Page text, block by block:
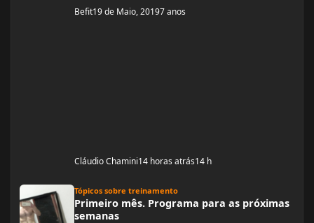
Befit19 de Maio, 20197 anos
Cláudio Chamini14 horas atrás14 h
Tópicos sobre treinamento
Primeiro mês. Programa para as próximas
semanas